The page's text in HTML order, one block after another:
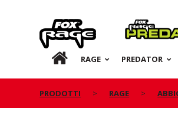
Rage Predator
IT RAGE PREDATOR
PRODOTTI RAGE